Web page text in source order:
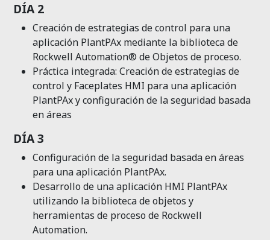
DÍA 2
Creación de estrategias de control para una
aplicación PlantPAx mediante la biblioteca de
Rockwell Automation®de Objetos de proceso.
Práctica integrada: Creación de estrategias de
control y Faceplates HMI para una aplicación
PlantPAxyconfiguración de la seguridad basada
en áreas
DÍA 3
Configuración de la seguridad basada en áreas
para unaaplicación PlantPAx.
Desarrollo de una aplicación HMI PlantPAx
utilizando la biblioteca de objetos y
herramientas de proceso de Rockwell
Automation.